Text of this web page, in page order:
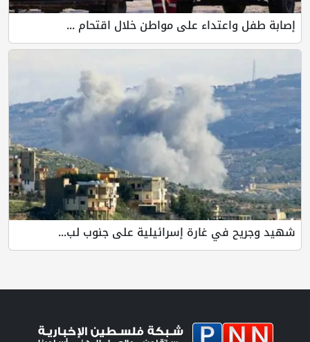
إصابة طفل واعتداء على مواطن خلال اقتحام ...
شهيد وجريح في غارة إسرائيلية على جنوب لب...